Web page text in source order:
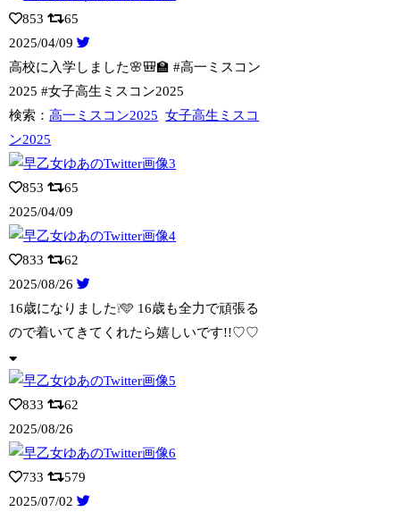
853
65
2025/04/09
高校に入学しました🌸🎒🏫 #高一ミスコン
2025 #女子高生ミスコン2025
検索：高一ミスコン2025 女子高生ミスコ
ン2025
853
65
2025/04/09
833
62
2025/08/26
16歳になりました❕🩵 16歳も全力で頑張る
ので着いてきてくれたら嬉しいです!!♡♡
833
62
2025/08/26
733
579
2025/07/02